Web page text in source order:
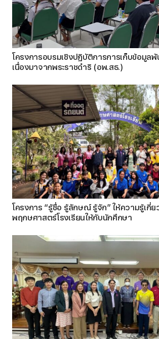
โครงการอบรมเชิงปฏิบัติการการเก็บข้อมูล
เนื่องมาจากพระราชดำริ (อพ.สธ.)
โครงการ “รู้ชื่อ รู้ลักษณ์ รู้จัก” ให้ความรู้เกี่
พฤกษศาสตร์โรงเรียนให้กับนักศึกษา